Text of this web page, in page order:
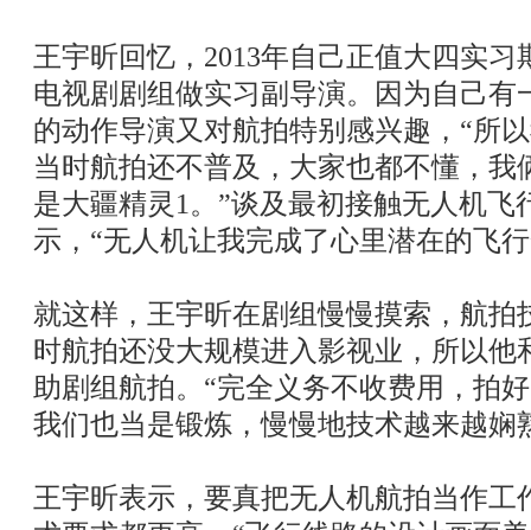
王宇昕回忆，2013年自己正值大四实
电视剧剧组做实习副导演。因为自己有
的动作导演又对航拍特别感兴趣，“所
当时航拍还不普及，大家也都不懂，我
是大疆精灵1。”谈及最初接触无人机飞
示，“无人机让我完成了心里潜在的飞
就这样，王宇昕在剧组慢慢摸索，航拍
时航拍还没大规模进入影视业，所以他
助剧组航拍。“完全义务不收费用，拍
我们也当是锻炼，慢慢地技术越来越娴
王宇昕表示，要真把无人机航拍当作工